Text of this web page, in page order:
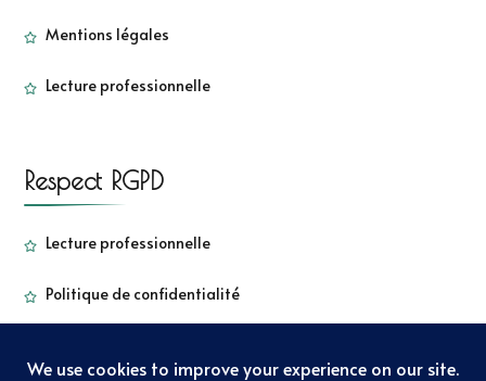
Mentions légales
Lecture professionnelle
Respect RGPD
Lecture professionnelle
Politique de confidentialité